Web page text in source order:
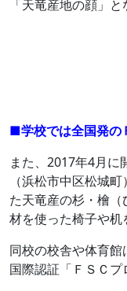
「天竜産地の顔」と
■学校では全国発の
また、2017年4月に
（浜松市中区松城
た天竜産の杉・檜
材を使った椅子や机
同校の校舎や体育館
国際認証「ＦＳＣプ